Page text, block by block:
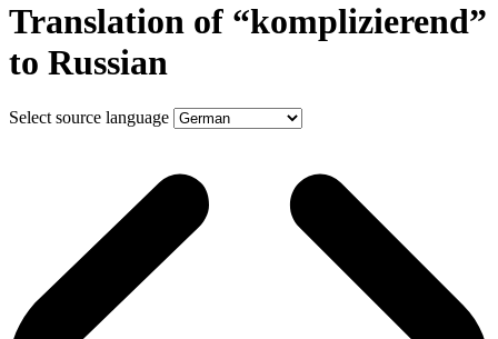
Translation of “komplizierend”
to Russian
Select source language